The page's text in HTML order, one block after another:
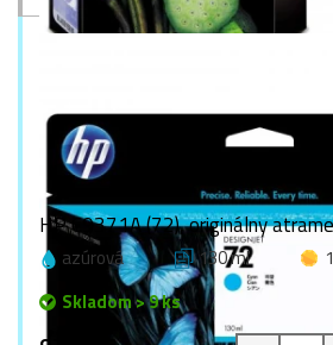
HP C9371A (72), originálny
azúrová 130 ml
Skladom > 9 ks